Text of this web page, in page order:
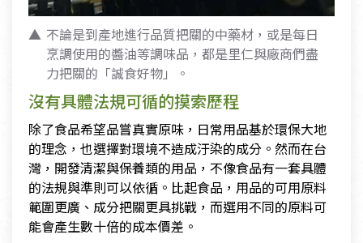
不論是到產地進行品質把關的中藥材，或是每日
烹調使用的醬油等調味品，都是里仁與廠商們盡
力把關的「誠食好物」。
沒有具體法規可循的摸索歷程
除了食品希望品嘗真實原味，日常用品基於環保大地
的理念，也選擇對環境不造成汙染的成分。然而在台
灣，開發清潔與保養類的用品，不像食品有一套具體
的法規與準則可以依循。比起食品，用品的可用原料
範圍更廣、成分把關更具挑戰，而選用不同的原料可
能會產生數十倍的成本價差。